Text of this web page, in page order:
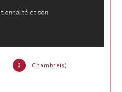
3 Chambre(s)
et son
ou pour organiser une
Leprevost conseiller FVP